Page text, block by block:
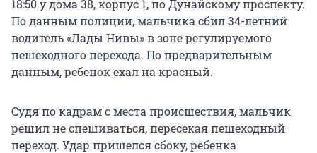
18:50 удома 38,корпус 1, по Дунайскому проспекту.
По данным полиции, мальчика сбил 34-летний
водитель «Лады Нивы» в зоне регулируемого
пешеходного перехода. По предварительным
данным, ребенок ехал на красный.
Судя по кадрам с места происшествия, мальчик
решил не спешиваться, пересекая пешеходный
переход. Удар пришелся сбоку, ребенка